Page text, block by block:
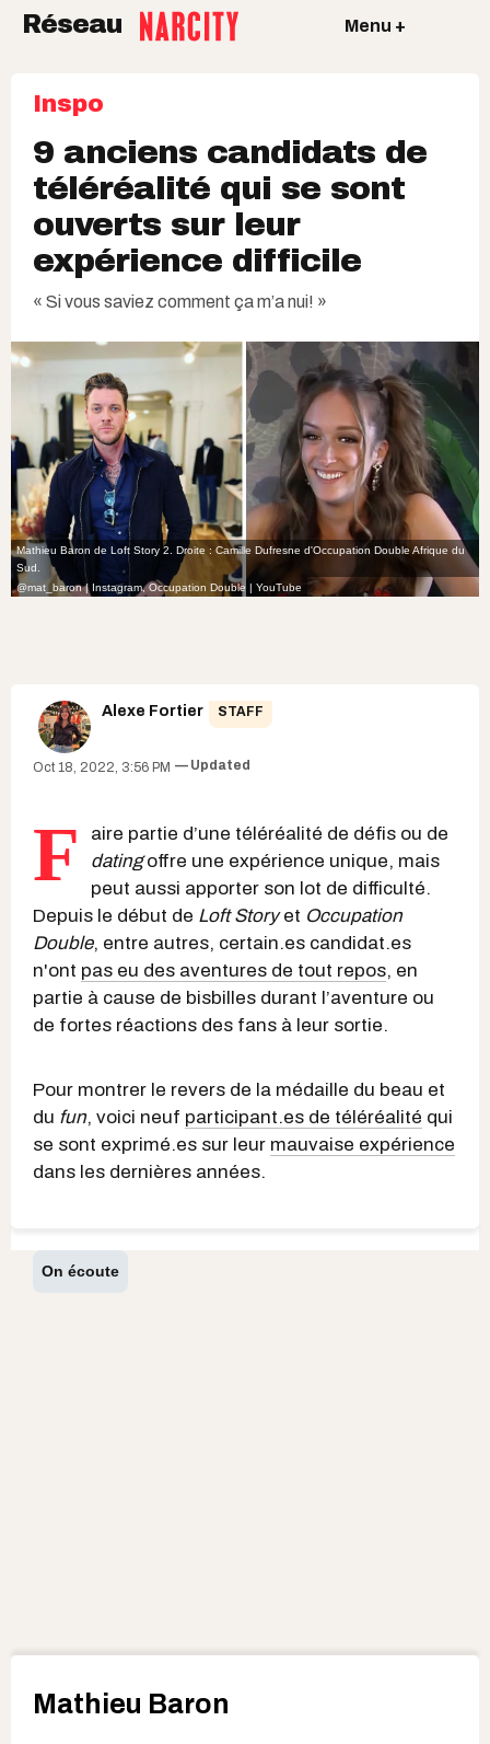
Réseau Menu +
Inspo
9 anciens candidats de
téléréalité qui se sont
ouverts sur leur
expérience difficile
« Si vous saviez comment ça m’a nui! »
Mathieu Baron de Loft Story 2. Droite : Camille Dufresne d'Occupation Double Afrique du
Sud.
@mat_baron | Instagram,Occupation Double | YouTube
Alexe Fortier STAFF
Oct 18, 2022, 3:56 PM Updated
F
aire partie d’une téléréalité de défis ou de
datingoffre une expérience unique, mais
peut aussi apporter son lot de difficulté.
Depuis le début de Loft Storyet Occupation
Double, entre autres, certain.es candidat.es
n'ont pas eu des aventures de tout repos, en
partie à cause de bisbilles durant l’aventure ou
de fortes réactions des fans à leur sortie.
Pour montrer le revers de la médaille du beau et
du fun, voici neuf participant.es de téléréalité qui
se sont exprimé.es sur leur mauvaise expérience
dans les dernières années.
On écoute
Mathieu Baron